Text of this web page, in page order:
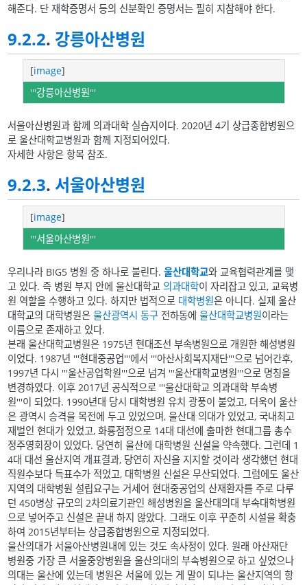
해준다. 단 재학증명서 등의 신분확인 증명서는 필히 지참해야 한다.
9.2.2. 강릉아산병원
[image]
'''강릉아산병원'''
서울아산병원과 함께 의과대학 실습지이다. 2020년 4기 상급종합병원으
로 울산대학교병원과 함께 지정되어있다.
자세한 사항은 항목 참조.
9.2.3.서울아산병원
[image]
'''서울아산병원'''
우리나라 BIG5 병원 중 하나로 불린다.울산대학교와 교육협력관계를 맺
고 있다. 즉 병원 부지 안에 울산대학교의과대학이 자리잡고 있고, 교육병
원 역할을 수행하고 있다. 하지만 법적으로 대학병원은 아니다. 실제 울산
대학교의 대학병원은울산광역시 동구 전하동에울산대학교병원이라는
이름으로 존재하고 있다.
본래 울산대학교병원은 1975년 현대조선 부속병원으로 개원한 해성병원
이었다. 1987년 '''현대중공업'''에서 '''아산사회복지재단'''으로 넘어간후,
1997년 다시 '''울산공업학원'''으로 넘겨 '''울산대학교병원'''으로 명칭을
변경하였다. 이후 2017년 공식적으로 '''울산대학교 의과대학 부속병
원'''이 되었다. 1990년대 당시 대학병원 유치 광풍이 불었고, 더욱이 울산
은 광역시 승격을 목전에 두고 있었으며, 울산대 의대가 있었고, 국내최고
재벌인 현대가 있었고, 화룡점정으로 14대 대선에 출마한 현대그룹 총수
정주영회장이 있었다. 당연히 울산에 대학병원 신설을 약속했다. 그런데 1
4대 대선 울산지역 개표결과, 당연히 자신을 지지할 것이라 생각했던 현대
직원수보다 득표수가 적었고, 대학병원 신설은 무산되었다. 그럼에도 울산
지역의 대학병원 설립요구는 거세어 현대중공업의 산재환자를 주로 다루
던 450병상 규모의 2차의료기관인 해성병원을 울산대의대 부속대학병원
으로 넣어주고 신설은 끝내 하지 않았다. 그래도 이후 꾸준히 시설을 확충
하여 2015년부터는 상급종합병원으로 지정되었다.
울산의대가 서울아산병원내에 있는 것도 속사정이 있다. 원래 아산재단
병원중 가장 큰 서울중앙병원을 울산의대의 부속병원으로 하고 싶었으나
의대는 울산에 있는데 병원은 서울에 있는 게 말이 되냐는 울산지역의 항